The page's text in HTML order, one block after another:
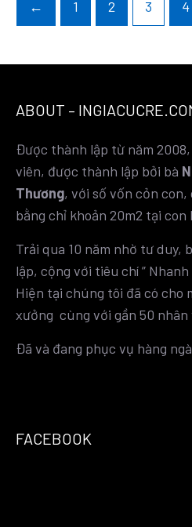
← 1 2 3 4
ABOUT –
Được thành lập từ năm
viên, được thành lập bởi bà
Thương, với số vốn cỏn
bằng chỉ khoản 20m2 tại con
Trải qua 10 năm nhờ tư duy,
lập, cộng với tiêu chí ”
Hiện tại chúng tôi đã có cho
xưởng cùng với gần 50
Đã và đang phục vụ hàng
FACEBOOK